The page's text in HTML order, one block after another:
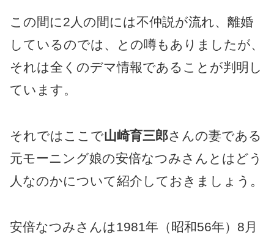
この間に2人の間には不仲説が流れ、離婚
しているのでは、との噂もありましたが、
それは全くのデマ情報であることが判明し
ています。
それではここで山崎育三郎さんの妻である
元モーニング娘の安倍なつみさんとはどう
人なのかについて紹介しておきましょう。
安倍なつみさんは1981年（昭和56年）8月